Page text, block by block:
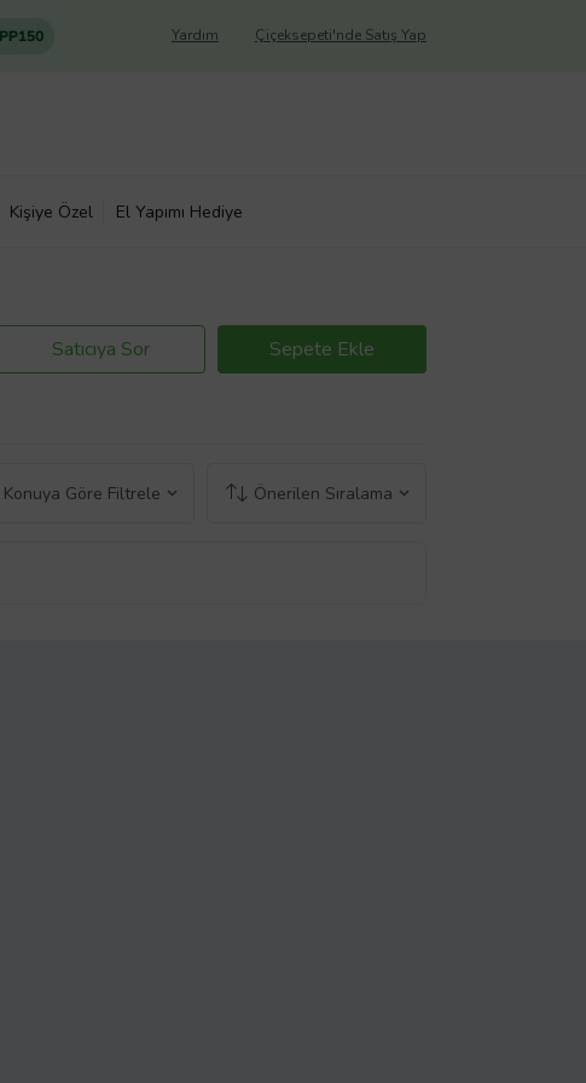
Çiçeksepeti'nde Satış Yap
Yardım
Kişiye Özel El Yapımı Hediye
Satıcıya Sor Sepete Ekle
Konuya Göre Filtrele Önerilen Sıralama